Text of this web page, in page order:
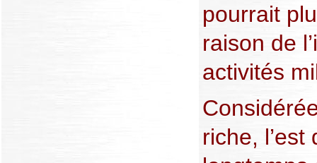
pourrait
raison de
activités
riche,